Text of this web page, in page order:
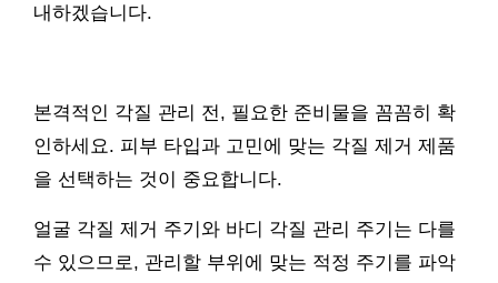
내하겠습니다.
본격적인 각질 관리 전, 필요한 준비물을 꼼꼼히 확
인하세요. 피부 타입과 고민에 맞는 각질 제거 제품
을 선택하는 것이 중요합니다.
얼굴 각질 제거 주기와 바디 각질 관리 주기는 다를
수 있으므로, 관리할 부위에 맞는 적정 주기를 파악